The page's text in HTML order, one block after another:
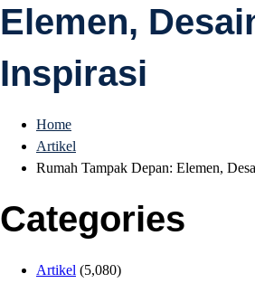
Arsitek
Bersertifikasi
Elemen,
Inspirasi
Home
Artikel
Rumah Tampak Depan: Elemen,
Categories
Artikel (5,080)